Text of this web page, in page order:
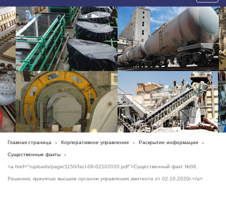
Главная страница Корпоративное управление Раскрытие информации
Существенные факты
<a href="/uploads/page/1150/fact-06-02102020.pdf">Существенный факт №06.
Решения, принятые высшим органом управления эмитента от 02.10.2020г.</a>